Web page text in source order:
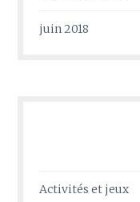
juin 2018
Activités et jeux